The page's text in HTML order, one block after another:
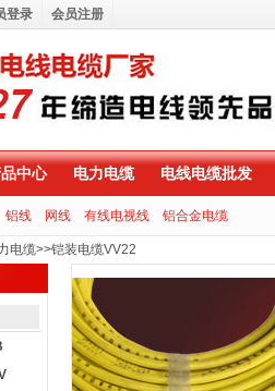
中心 电力电缆 电线电缆批发
铝线 网线 有线电视线 铝合金电缆
电缆>>铠装电缆VV22
登录 会员注册